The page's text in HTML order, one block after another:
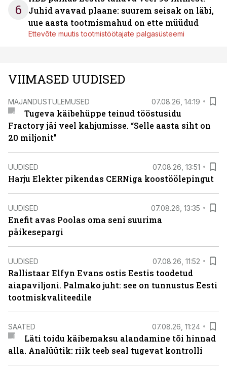
6
Juhid avavad plaane: suurem seisak on läbi,
uue aasta tootmismahud on ette müüdud
Ettevõte muutis tootmistöötajate palgasüsteemi
VIIMASED UUDISED
MAJANDUSTULEMUSED 07.08.26, 14:19
Tugeva käibehüppe teinud tööstusidu
Fractory jäi veel kahjumisse. “Selle aasta siht on
20 miljonit”
UUDISED 07.08.26, 13:51
Harju Elekter pikendas CERNiga koostöölepingut
UUDISED 07.08.26, 13:35
Enefit avas Poolas oma seni suurima
päikesepargi
UUDISED 07.08.26, 11:52
Rallistaar Elfyn Evans ostis Eestis toodetud
aiapaviljoni. Palmako juht: see on tunnustus Eesti
tootmiskvaliteedile
SAATED 07.08.26, 11:24
Läti toidu käibemaksu alandamine tõi hinnad
alla. Analüütik: riik teeb seal tugevat kontrolli